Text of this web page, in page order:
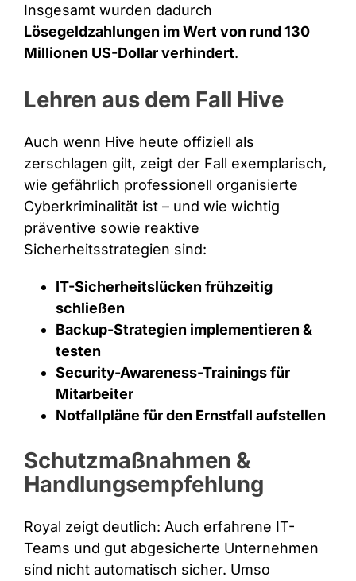
Insgesamt wurden dadurch
Lösegeldzahlungen im Wert von rund 130
Millionen US-Dollar verhindert.
Lehren aus dem Fall Hive
Auch wenn Hive heute offiziell als
zerschlagen gilt, zeigt der Fall exemplarisch,
wie gefährlich professionell organisierte
Cyberkriminalität ist – und wie wichtig
präventive sowie reaktive
Sicherheitsstrategien sind:
IT-Sicherheitslücken frühzeitig
schließen
Backup-Strategien implementieren &
testen
Security-Awareness-Trainings für
Mitarbeiter
Notfallpläne für den Ernstfall aufstellen
Schutzmaßnahmen &
Handlungsempfehlung
Royal zeigt deutlich: Auch erfahrene IT-
Teams und gut abgesicherte Unternehmen
sind nicht automatisch sicher. Umso